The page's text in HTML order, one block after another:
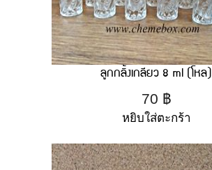
ลูกกลิ้งเกลียว 8 ml (โหล)
70 ฿
หยิบใส่ตะกร้า